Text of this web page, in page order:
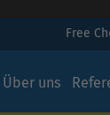
Free
Über uns